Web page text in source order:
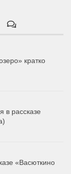
кратко
в рассказе
«Васюткино